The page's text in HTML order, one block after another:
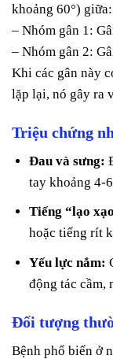
khoảng 60°) giữa:
– Nhóm gân 1:
– Nhóm gân 2:
Khi các gân này
lặp lại, nó gây ra
Triệu chứng
Đau và sưng:
tay khoảng 4-
Tiếng “lạo
hoặc tiếng rít
Yếu lực nắm:
động tác cầm,
Đối tượng
Bệnh phổ biến ở